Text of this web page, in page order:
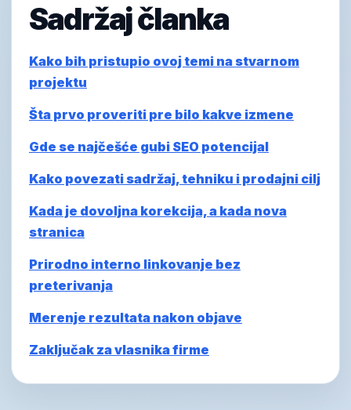
Sadržaj članka
Kako bih pristupio ovoj temi na stvarnom
projektu
Šta prvo proveriti pre bilo kakve izmene
Gde se najčešće gubi SEO potencijal
Kako povezati sadržaj, tehniku i prodajni cilj
Kada je dovoljna korekcija, a kada nova
stranica
Prirodno interno linkovanje bez
preterivanja
Merenje rezultata nakon objave
Zaključak za vlasnika firme